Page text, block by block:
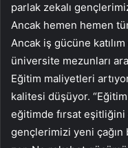
parlak zekalı
Ancak hemen hemen
Ancak iş gücüne katılım
üniversite mezunları
Eğitim maliyetleri
kalitesi düşüyor.
eğitimde fırsat
gençlerimizi yeni